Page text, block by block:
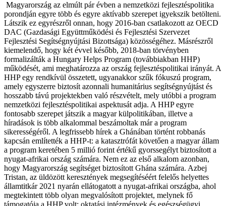
Magyarország az elmúlt pár évben a nemzetközi fejlesztéspolitika
porondján egyre több és egyre aktívabb szerepet igyekszik betölteni.
Látszik ez egyrészről onnan, hogy 2016-ban csatlakozott az OECD
DAC (Gazdasági Együttműködési és Fejlesztési Szervezet
Fejlesztési Segítségnyújtási Bizottsága) közösségéhez. Másrészről
kiemelendő, hogy két évvel később, 2018-ban törvényben
formalizálták a Hungary Helps Program (továbbiakban HHP)
működését, ami meghatározza az ország fejlesztéspolitikai irányát. A
HHP egy rendkívül összetett, ugyanakkor szűk fókuszú program,
amely egyszerre biztosít azonnali humanitárius segítségnyújtást és
hosszabb távú projektekben való részvételt, mely utóbbi a program
nemzetközi fejlesztéspolitikai aspektusát adja. A HHP egyre
fontosabb szerepet játszik a magyar külpolitikában, illetve a
híradások is több alkalommal beszámoltak már a program
sikerességéről. A legfrissebb hírek a Ghánában történt robbanás
kapcsán említették a HHP-t: a katasztrófát követően a magyar állam
a program keretében 5 millió forint értékű gyorssegélyt biztosított a
nyugat-afrikai ország számára. Nem ez az első alkalom azonban,
hogy Magyarország segítséget biztosított Ghána számára. Azbej
Tristan, az üldözött keresztények megsegítéséért felelős helyettes
államtitkár 2021 nyarán ellátogatott a nyugat-afrikai országba, ahol
megtekintett több olyan megvalósított projektet, melynek fő